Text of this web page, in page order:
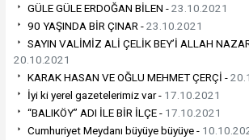
GÜLE GÜLE ERDOĞAN BİLEN -23.10.2021
90 YAŞINDA BİR ÇINAR -23.10.2021
SAYIN VALİMİZ ALİ ÇELİK BEY’İ ALLAH
20.10.2021
KARAK HASAN VE OĞLU MEHMET ÇERÇİ -
İyi ki yerel gazetelerimiz var - 17.10.2021
“BALIKÖY” ADI İLE BİR İLÇE - 17.10.2021
Cumhuriyet Meydanı büyüye büyüye -